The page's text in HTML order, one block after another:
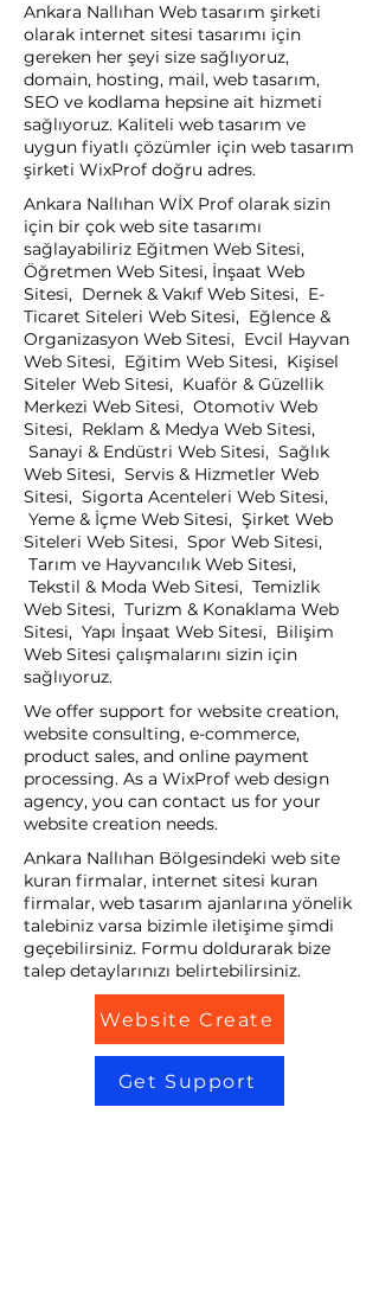
Ankara Nallıhan Web tasarım şirketi
olarak internet sitesi tasarımı için
gereken her şeyi size sağlıyoruz,
domain, hosting, mail, web tasarım,
SEO ve kodlama hepsine ait hizmeti
sağlıyoruz. Kaliteli web tasarım ve
uygun fiyatlı çözümler için web tasarım
şirketi WixProf doğru adres.
Ankara Nallıhan WİX Prof olarak sizin
için bir çok web site tasarımı
sağlayabiliriz Eğitmen Web Sitesi,
Öğretmen Web Sitesi, İnşaat Web
Sitesi, Dernek & Vakıf Web Sitesi, E-
Ticaret Siteleri Web Sitesi, Eğlence &
Organizasyon Web Sitesi, Evcil Hayvan
Web Sitesi, Eğitim Web Sitesi, Kişisel
Siteler Web Sitesi, Kuaför & Güzellik
Merkezi Web Sitesi, Otomotiv Web
Sitesi, Reklam & Medya Web Sitesi,
Sanayi & Endüstri Web Sitesi, Sağlık
Web Sitesi, Servis & Hizmetler Web
Sitesi, Sigorta Acenteleri Web Sitesi,
Yeme & İçme Web Sitesi, Şirket Web
Siteleri Web Sitesi, Spor Web Sitesi,
Tarım ve Hayvancılık Web Sitesi,
Tekstil & Moda Web Sitesi, Temizlik
Web Sitesi, Turizm & Konaklama Web
Sitesi, Yapı İnşaat Web Sitesi, Bilişim
Web Sitesi çalışmalarını sizin için
sağlıyoruz.
We offer support for website creation,
website consulting, e-commerce,
product sales, and online payment
processing. As a WixProf web design
agency, you can contact us for your
website creation needs.
Ankara Nallıhan Bölgesindeki web site
kuran firmalar, internet sitesi kuran
firmalar, web tasarım ajanlarına yönelik
talebiniz varsa bizimle iletişime şimdi
geçebilirsiniz. Formu doldurarak bize
talep detaylarınızı belirtebilirsiniz.
Website Create
Get Support